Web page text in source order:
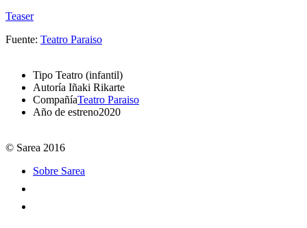
Teaser
Fuente: Teatro Paraiso
Tipo Teatro (infantil)
Autoría Iñaki Rikarte
CompañíaTeatro Paraiso
Año de estreno2020
© Sarea 2016
Sobre Sarea